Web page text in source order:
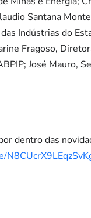
Santana
Indústrias do
Fragoso,
José Mauro,
dentro das